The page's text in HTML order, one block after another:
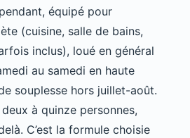
équipé pour
(cuisine, salle de bains,
inclus), loué en général
au samedi en haute
souplesse hors juillet-août.
à quinze personnes,
C’est la formule choisie